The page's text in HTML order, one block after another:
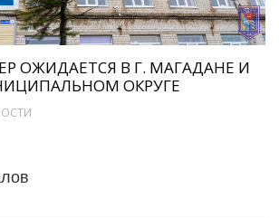
ОЖИДАЕТСЯ В Г. МАГАДАНЕ И
ОКРУГЕ